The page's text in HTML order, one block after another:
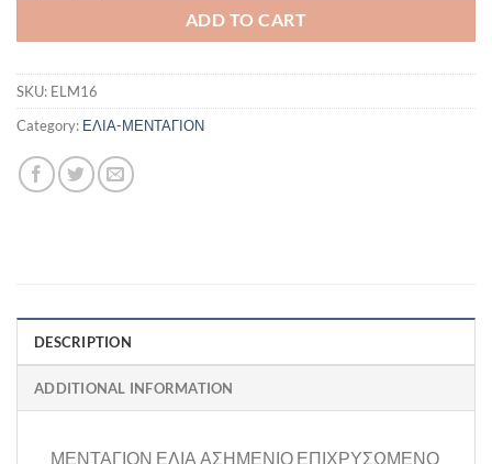
ADD TO CART
SKU: ELM16
Category: ΕΛΙΑ-ΜΕΝΤΑΓΙΟΝ
DESCRIPTION
ADDITIONAL INFORMATION
ΜΕΝΤΑΓΙΟΝ ΕΛΙΑ ΑΣΗΜΕΝΙΟ ΕΠΙΧΡΥΣΩΜΕΝΟ